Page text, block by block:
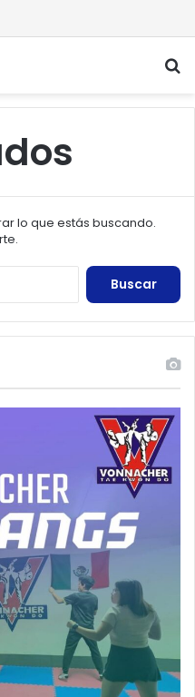
lo que estás buscando.
Buscar: